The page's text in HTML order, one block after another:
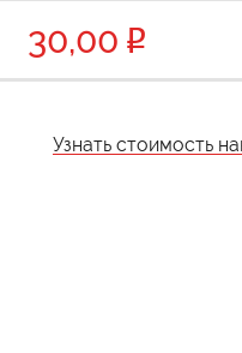
30,00
Узнать стоимость